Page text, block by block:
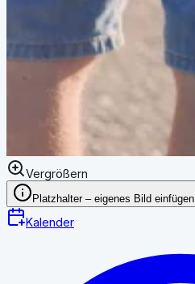
Vergrößern
Platzhalter – eigenes Bild einfügen
Kalender